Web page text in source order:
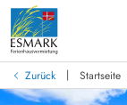
Zurück | Startseite